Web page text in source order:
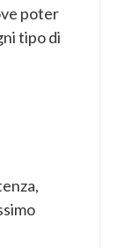
poter
tipo di